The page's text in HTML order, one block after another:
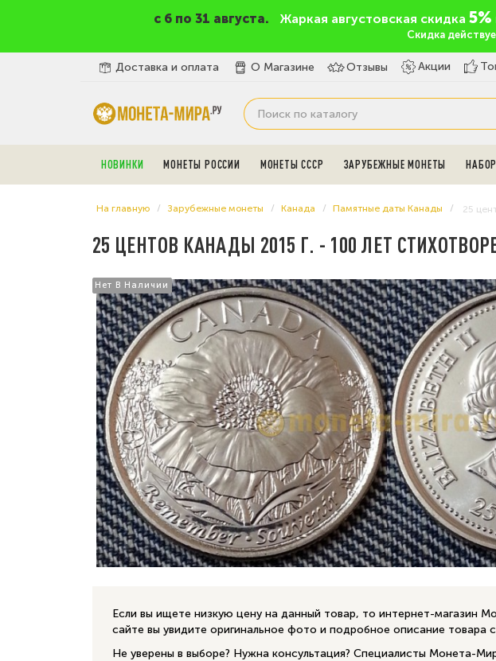
c 6 по 31 августа. Жаркая августовская скидка 5%
Скидка
Доставка и оплата О Магазине Отзывы Акции
НОВИНКИ МОНЕТЫ РОССИИ МОНЕТЫ СССР ЗАРУБЕЖНЫЕ МОНЕТЫ
На главную Зарубежные монеты Канада Памятные даты Канады 25
25 ЦЕНТОВ КАНАДЫ 2015 Г. - 100 ЛЕТ
Нет В Наличии
Нет В Наличии
Если вы ищете низкую цену на данный товар, то интернет-
сайте вы увидите оригинальное фото и подробное описание товара
Не уверены в выборе? Нужна консультация? Специалисты Монета-